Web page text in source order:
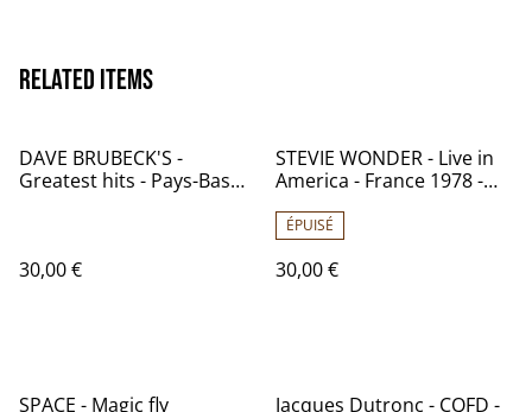
Related items
DAVE BRUBECK'S -
Greatest hits - Pays-Bas
30,00 €
STEVIE WONDER - Live in
America - France 1978 -
062 - 52.961
ÉPUISÉ
30,00 €
SPACE - Magic fly
Jacques Dutronc - CQFD -